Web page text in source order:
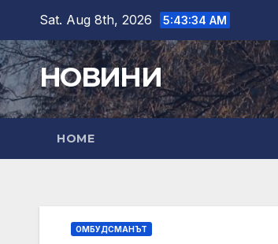
content
Sat. Aug 8th, 2026 5:43:35 AM
НОВИНИ
HOME
ОМБУДСМАНЪТ